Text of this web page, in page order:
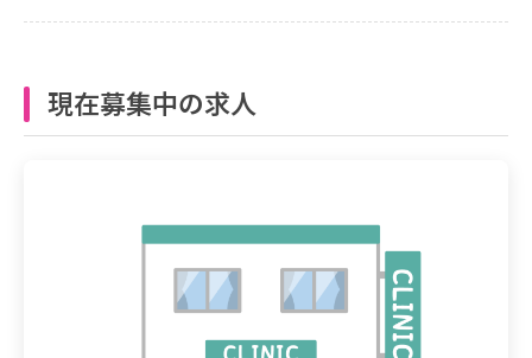
現在募集中の求人